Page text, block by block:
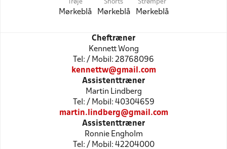
Trøje
Mørkeblå
Shorts
Mørkeblå
Strømper
Mørkeblå
Cheftræner
Kennett Wong
Tel: / Mobil: 28768096
kennettw@gmail.com
Assistenttræner
Martin Lindberg
Tel: / Mobil: 40304659
martin.lindberg@gmail.com
Assistenttræner
Ronnie Engholm
Tel: / Mobil: 42204000